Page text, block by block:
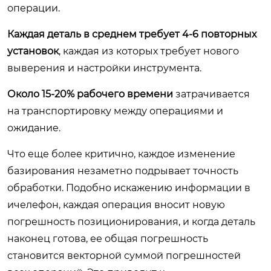
операции.
Каждая деталь в среднем требует 4-6 повторных
установок, каждая из которых требует нового
выверения и настройки инструмента.
Около 15-20% рабочего времени затрачивается
на транспортировку между операциями и
ожидание.
Что еще более критично, каждое изменение
базирования незаметно подрывает точность
обработки. Подобно искажению информации в
ичелефон, каждая операция вносит новую
погрешность позиционирования, и когда деталь
наконец готова, ее общая погрешность
становится векторной суммой погрешностей